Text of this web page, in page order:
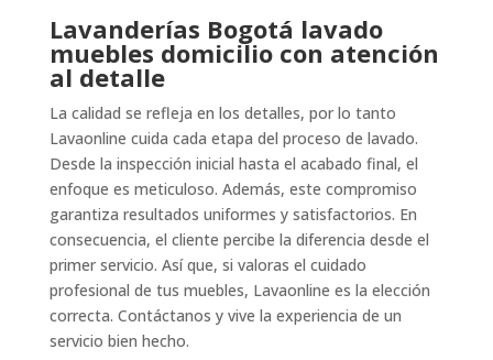
Lavanderías Bogotá lavado
muebles domicilio con atención
al detalle
La calidad se refleja en los detalles, por lo tanto
Lavaonline cuida cada etapa del proceso de lavado.
Desde la inspección inicial hasta el acabado final, el
enfoque es meticuloso. Además, este compromiso
garantiza resultados uniformes y satisfactorios. En
consecuencia, el cliente percibe la diferencia desde el
primer servicio. Así que, si valoras el cuidado
profesional de tus muebles, Lavaonline es la elección
correcta. Contáctanos y vive la experiencia de un
servicio bien hecho.